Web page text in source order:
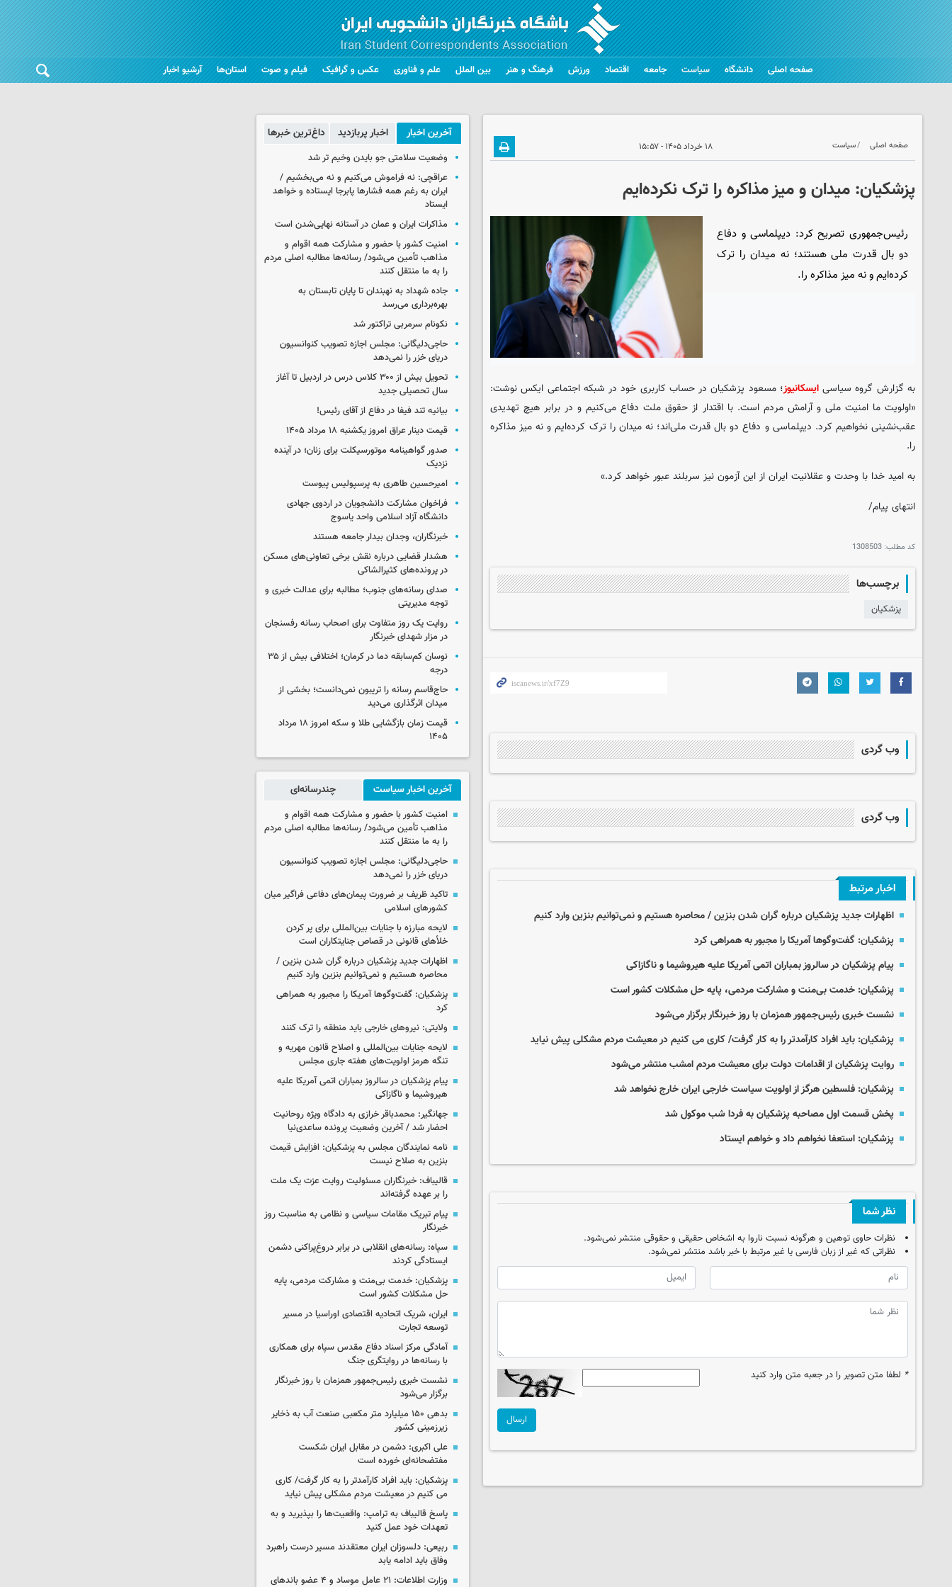
صفحه اصلی دانشگاه سیاست جامعه اقتصاد ورزش فرهنگ و هنر بین الملل علم و فناوری عکس و گرافیک فیلم و صوت استان‌ها آرشیو اخبار
صفحه اصلی سیاست ۱۸ خرداد ۱۴۰۵ - ۱۵:۵۷
پزشکیان: میدان و میز مذاکره را ترک نکرده‌ایم
رئیس‌جمهوری تصریح کرد: دیپلماسی و دفاع
دو بال قدرت ملی‌ هستند؛ نه میدان را ترک
کرده‌ایم و نه میز مذاکره را.
به گزارش گروه سیاسیایسکانیوز؛ مسعود پزشکیان در حساب کاربری خود در شبکه اجتماعی ایکس نوشت:
«اولویت ما امنیت ملی و آرامش مردم است. با اقتدار از حقوق ملت دفاع می‌کنیم و در برابر هیچ تهدیدی
عقب‌نشینی نخواهیم کرد. دیپلماسی و دفاع دو بال قدرت ملی‌اند؛ نه میدان را ترک کرده‌ایم و نه میز مذاکره
را.
به امید خدا با وحدت و عقلانیت ایران از این آزمون نیز سربلند عبور خواهد کرد.»
انتهای پیام/
کد مطلب: 1308503
برچسب‌ها
پزشکیان
وب گردی
وب گردی
اخبار مرتبط
اظهارات جدید پزشکیان درباره گران شدن بنزین / محاصره هستیم و نمی‌توانیم بنزین وارد کنیم
پزشکیان: گفت‌وگوها آمریکا را مجبور به همراهی کرد
پیام پزشکیان در سالروز بمباران اتمی آمریکا علیه هیروشیما و ناگازاکی
پزشکیان: خدمت بی‌منت و مشارکت مردمی، پایه حل مشکلات کشور است
نشست خبری رئیس‌جمهور همزمان با روز خبرنگار برگزار می‌شود
پزشکیان: باید افراد کارآمدتر را به کار گرفت/ کاری می کنیم در معیشت مردم مشکلی پیش نیاید
روایت پزشکیان از اقدامات دولت برای معیشت مردم امشب منتشر می‌شود
پزشکیان: فلسطین هرگز از اولویت سیاست خارجی ایران خارج نخواهد شد
پخش قسمت اول مصاحبه پزشکیان به فردا شب موکول شد
پزشکیان: استعفا نخواهم داد و خواهم ایستاد
نظر شما
نظرات حاوی توهین و هرگونه نسبت ناروا به اشخاص حقیقی و حقوقی منتشر نمی‌شود.
نظراتی که غیر از زبان فارسی یا غیر مرتبط با خبر باشد منتشر نمی‌شود.
* لطفا متن تصویر را در جعبه متن وارد کنید
ارسال
آخرین اخبار اخبار پربازدید داغ‌ترین خبرها
وضعیت سلامتی جو بایدن وخیم تر شد
عراقچی: نه فراموش می‌کنیم و نه می‌بخشیم /
ایران به رغم همه فشارها پابرجا ایستاده و خواهد
ایستاد
مذاکرات ایران و عمان در آستانه نهایی‌شدن است
امنیت کشور با حضور و مشارکت همه اقوام و
مذاهب تأمین می‌شود/ رسانه‌ها مطالبه اصلی مردم
را به ما منتقل کنند
جاده شهداد به نهبندان تا پایان تابستان به
بهره‌برداری می‌رسد
نکونام سرمربی تراکتور شد
حاجی‌دلیگانی: مجلس اجازه تصویب کنوانسیون
دریای خزر را نمی‌دهد
تحویل بیش از ۳۰۰ کلاس درس در اردبیل تا آغاز
سال تحصیلی جدید
بیانیه تند فیفا در دفاع از آقای رئیس!
قیمت دینار عراق امروز یکشنبه ۱۸ مرداد ۱۴۰۵
صدور گواهینامه موتورسیکلت برای زنان؛ در آینده
نزدیک
امیرحسین طاهری به پرسپولیس پیوست
فراخوان مشارکت دانشجویان در اردوی جهادی
دانشگاه آزاد اسلامی واحد یاسوج
خبرنگاران، وجدان بیدار جامعه هستند
هشدار قضایی درباره نقش برخی تعاونی‌های مسکن
در پرونده‌های کثیرالشاکی
صدای رسانه‌های جنوب؛ مطالبه برای عدالت خبری و
توجه مدیریتی
روایت یک روز متفاوت برای اصحاب رسانه رفسنجان
در مزار شهدای خبرنگار
نوسان کم‌سابقه دما در کرمان؛ اختلافی بیش از ۳۵
درجه
حاج‌قاسم رسانه را تریبون نمی‌دانست؛ بخشی از
میدان اثرگذاری می‌دید
قیمت زمان بازگشایی طلا و سکه امروز ۱۸ مرداد
۱۴۰۵
آخرین اخبار سیاست چندرسانه‌ای
امنیت کشور با حضور و مشارکت همه اقوام و
مذاهب تأمین می‌شود/ رسانه‌ها مطالبه اصلی مردم
را به ما منتقل کنند
حاجی‌دلیگانی: مجلس اجازه تصویب کنوانسیون
دریای خزر را نمی‌دهد
تاکید ظریف بر ضرورت پیمان‌های دفاعی فراگیر میان
کشورهای اسلامی
لایحه مبارزه با جنایات بین‌المللی برای پر کردن
خلأهای قانونی در قصاص جنایتکاران است
اظهارات جدید پزشکیان درباره گران شدن بنزین /
محاصره هستیم و نمی‌توانیم بنزین وارد کنیم
پزشکیان: گفت‌وگوها آمریکا را مجبور به همراهی
کرد
ولایتی: نیروهای خارجی باید منطقه را ترک کنند
لایحه جنایات بین‌المللی و اصلاح قانون مهریه و
تنگه هرمز اولویت‌های هفته جاری مجلس
پیام پزشکیان در سالروز بمباران اتمی آمریکا علیه
هیروشیما و ناگازاکی
جهانگیر: محمدباقر خرازی به دادگاه ویژه روحانیت
احضار شد / آخرین وضعیت پرونده ساعدی‌نیا
نامه نمایندگان مجلس به پزشکیان: افزایش قیمت
بنزین به صلاح نیست
قالیباف: خبرنگاران مسئولیت روایت عزت یک ملت
را بر عهده گرفته‌اند
پیام تبریک مقامات سیاسی و نظامی به مناسبت روز
خبرنگار
سپاه: رسانه‌های انقلابی در برابر دروغ‌پراکنی دشمن
ایستادگی کردند
پزشکیان: خدمت بی‌منت و مشارکت مردمی، پایه
حل مشکلات کشور است
ایران، شریک اتحادیه اقتصادی اوراسیا در مسیر
توسعه تجارت
آمادگی مرکز اسناد دفاع مقدس سپاه برای همکاری
با رسانه‌ها در روایتگری جنگ
نشست خبری رئیس‌جمهور همزمان با روز خبرنگار
برگزار می‌شود
بدهی ۱۵۰ میلیارد متر مکعبی صنعت آب به ذخایر
زیرزمینی کشور
علی اکبری: دشمن در مقابل ایران شکست
مفتضحانه‌ای خورده است
پزشکیان: باید افراد کارآمدتر را به کار گرفت/ کاری
می کنیم در معیشت مردم مشکلی پیش نیاید
پاسخ قالیباف به ترامپ: واقعیت‌ها را بپذیرید و به
تعهدات خود عمل کنید
ربیعی: دلسوزان ایران معتقدند مسیر درست راهبرد
وفاق باید ادامه یابد
وزارت اطلاعات: ۲۱ عامل موساد و ۴ عضو باندهای